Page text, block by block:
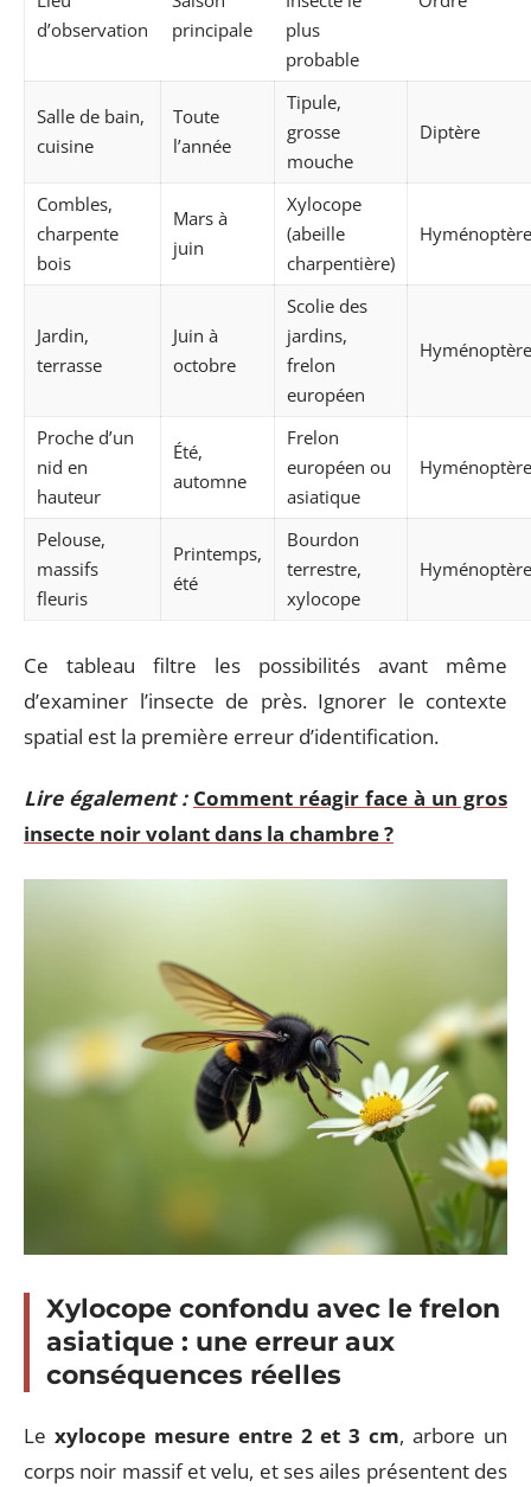
d’observation
principale
plus
probable
Salle de bain,
cuisine
Toute
l’année
Tipule,
grosse
mouche
Diptère
Combles,
charpente
bois
Mars à
juin
Xylocope
(abeille
charpentière)
Hyménoptère
Jardin,
terrasse
Juin à
octobre
Scolie des
jardins,
frelon
européen
Hyménoptère
Proche d’un
nid en
hauteur
Été,
automne
Frelon
européen ou
asiatique
Hyménoptère
Pelouse,
massifs
fleuris
Printemps,
été
Bourdon
terrestre,
xylocope
Hyménoptère
Ce tableau filtre les possibilités avant même
d’examiner l’insecte de près. Ignorer le contexte
spatial est la première erreur d’identification.
Lire également : Comment réagir face à un gros
insecte noir volant dans la chambre ?
Xylocope confondu avec le frelon
asiatique : une erreur aux
conséquences réelles
Le xylocope mesure entre 2 et 3 cm, arbore un
corps noir massif et velu, et ses ailes présentent des